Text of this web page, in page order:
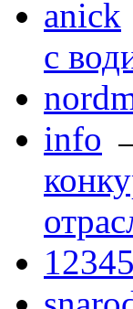
anick
с
info
12345